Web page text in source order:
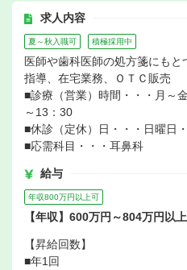
求人内容
夏～秋入職可 積極採用中
医師や歯科医師の処方箋にも
指導、在宅業務、ＯＴＣ販売
■診療（営業）時間・・・月～
～13：30
■休診（定休）日・・・日曜日
■応需科目・・・耳鼻科
給与
年収800万円以上可
【年収】600万円～804万円以上
【昇給回数】
■年1回